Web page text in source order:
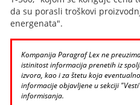
da su porasli troškovi
energenata".
Kompanija Paragraf Lex ne
istinitost informacija prenetih iz
izvora, kao i za štetu koja
informacije objavljene u sekciji
informisanja.